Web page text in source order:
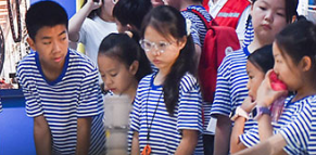
CBA NBA 中超 国足 国际足球
湖 文化体育 冰雪道路 足球道路
非遗 文化 旅游 科普 健康